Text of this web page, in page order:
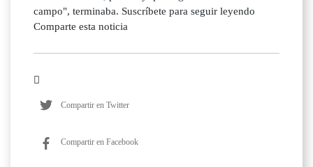
campo", terminaba. Suscríbete para seguir leyendo
Comparte esta noticia
Compartir en Twitter
Compartir en Facebook